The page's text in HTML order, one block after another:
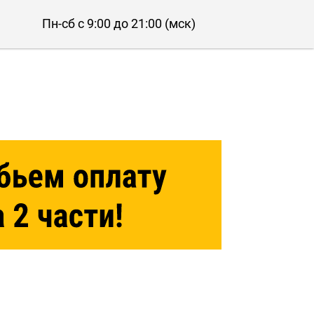
Пн-сб с 9:00 до 21:00 (мск)